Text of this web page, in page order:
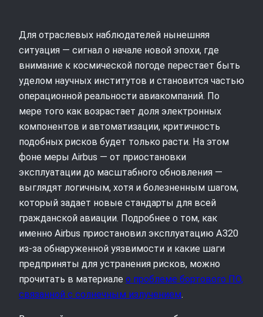
Для отраслевых наблюдателей нынешняя
ситуация — сигнал о начале новой эпохи, где
внимание к космической погоде перестает быть
уделом научных институтов и становится частью
операционной реальности авиакомпаний. По
мере того как возрастает доля электронных
компонентов и автоматизации, критичность
подобных рисков будет только расти. На этом
фоне меры Airbus — от приостановки
эксплуатации до масштабного обновления —
выглядят логичным, хотя и болезненным шагом,
который задает новые стандарты для всей
гражданской авиации. Подробнее о том, как
именно Airbus приостановил эксплуатацию A320
из‑за обнаруженной уязвимости и какие шаги
предприняты для устранения рисков, можно
прочитать в материале о проблеме бортового ПО,
связанной с солнечным излучением.